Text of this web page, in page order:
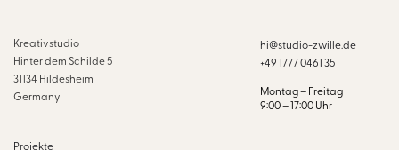
Kreativstudio
Hinter dem Schilde 5
31134 Hildesheim
Germany
hi@studio-zwille.de
+49 1777 0461 35
Montag – Freitag
9:00 – 17:00 Uhr
Projekte